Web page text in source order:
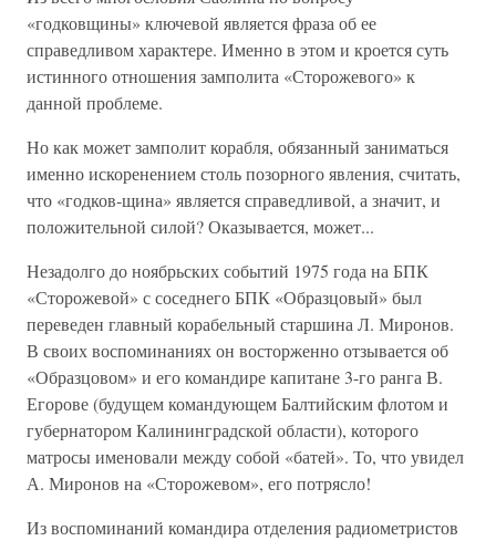
«годковщины» ключевой является фраза об ее
справедливом характере. Именно в этом и кроется суть
истинного отношения замполита «Сторожевого» к
данной проблеме.
Но как может замполит корабля, обязанный заниматься
именно искоренением столь позорного явления, считать,
что «годков-щина» является справедливой, а значит, и
положительной силой? Оказывается, может...
Незадолго до ноябрьских событий 1975 года на БПК
«Сторожевой» с соседнего БПК «Образцовый» был
переведен главный корабельный старшина Л. Миронов.
В своих воспоминаниях он восторженно отзывается об
«Образцовом» и его командире капитане 3-го ранга В.
Егорове (будущем командующем Балтийским флотом и
губернатором Калининградской области), которого
матросы именовали между собой «батей». То, что увидел
А. Миронов на «Сторожевом», его потрясло!
Из воспоминаний командира отделения радиометристов